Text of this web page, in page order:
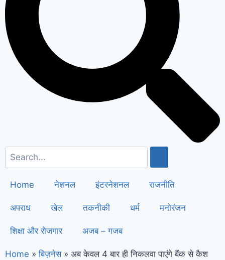
Relief to farmers :
Haryana के किसानों को ‘नायाब’ राहत, CM
सैनी ने 6 महीने के लिए बिजली बिल किया माफ
! Elderly people will get respect
and support : मोदी का यह कार्ड दिलाएगा
बुजुर्गों को सम्मान और सहारा !
PM Modi’s
Haryana visit finalized: इस दिन
हरियाणा दौरे पर आएंगे पीएम मोदी, इन
कार्यक्रमों में होंगे शामिल
Home
नेशनल इंटरनेशनल राजनीति
अपराध खेल तकनीकी धर्म मनोरंजन
शिक्षा और रोजगार अजब – गजब
Home » बिज़नेस » अब केवल 4 बार ही निकलवा पाएंगे बैंक से कैश